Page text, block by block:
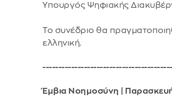
Υπουργός Ψηφιακής
Το συνέδριο θα
ελληνική.
Έμβια Νοημοσύνη |